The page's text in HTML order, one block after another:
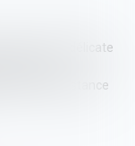
sur la délicate
droit de
de la consistance